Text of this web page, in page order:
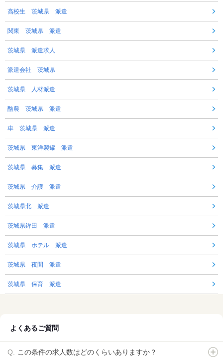
高校生 茨城県 派遣
関東 茨城県 派遣
茨城県 派遣求人
派遣会社 茨城県
茨城県 人材派遣
酪農 茨城県 派遣
車 茨城県 派遣
茨城県 東洋製罐 派遣
茨城県 募集 派遣
茨城県 介護 派遣
茨城県北 派遣
茨城県鉾田 派遣
茨城県 ホテル 派遣
茨城県 夜間 派遣
茨城県 保育 派遣
よくあるご質問
この条件の求人数はどのくらいありますか？